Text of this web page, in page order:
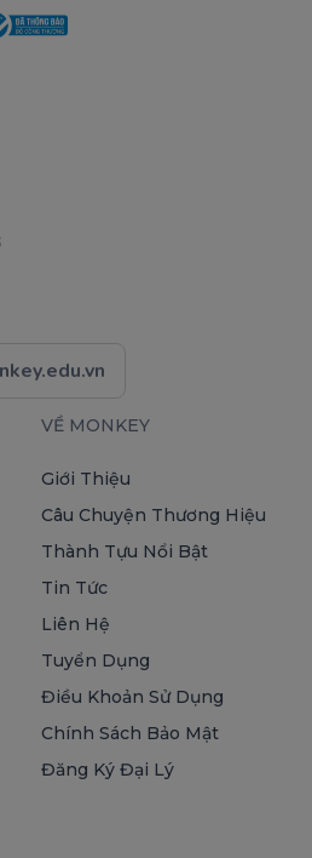
VỀ MONKEY
Giới Thiệu
Câu Chuyện Thương Hiệu
Thành Tựu Nổi Bật
Tin Tức
Liên Hệ
Tuyển Dụng
Điều Khoản Sử Dụng
Chính Sách Bảo Mật
Đăng Ký Đại Lý